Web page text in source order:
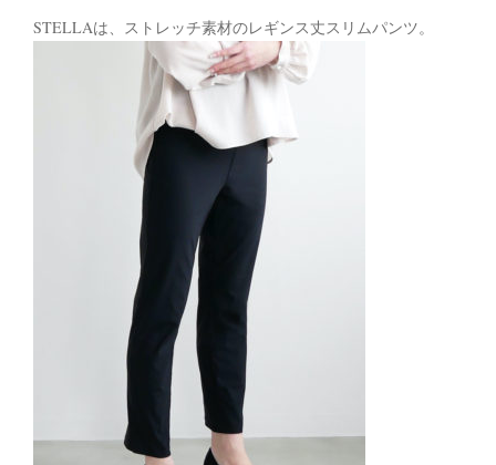
STELLAは、ストレッチ素材のレギンス丈スリムパンツ。